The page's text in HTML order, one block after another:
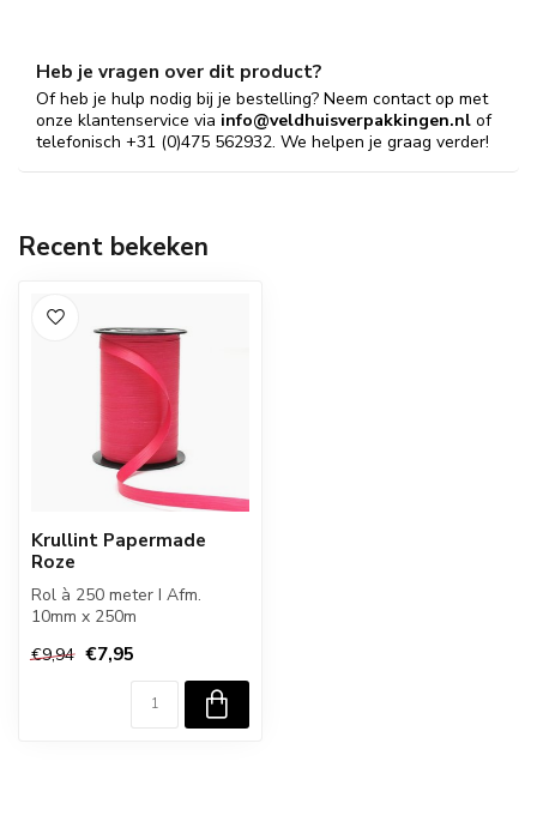
Heb je vragen over dit product?
Of heb je hulp nodig bij je bestelling? Neem contact op met
onze klantenservice via info@veldhuisverpakkingen.nl of
telefonisch +31 (0)475 562932. We helpen je graag verder!
Recent bekeken
Krullint Papermade
Roze
Rol à 250 meter I Afm.
10mm x 250m
€9,94 €7,95